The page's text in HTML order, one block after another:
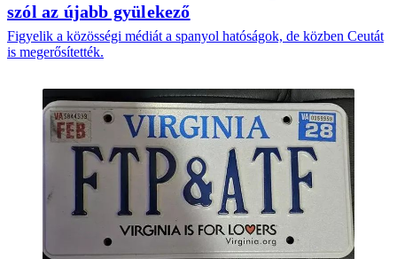
szól az újabb gyülekező
Figyelik a közösségi médiát a spanyol hatóságok, de közben Ceutát
is megerősítették.